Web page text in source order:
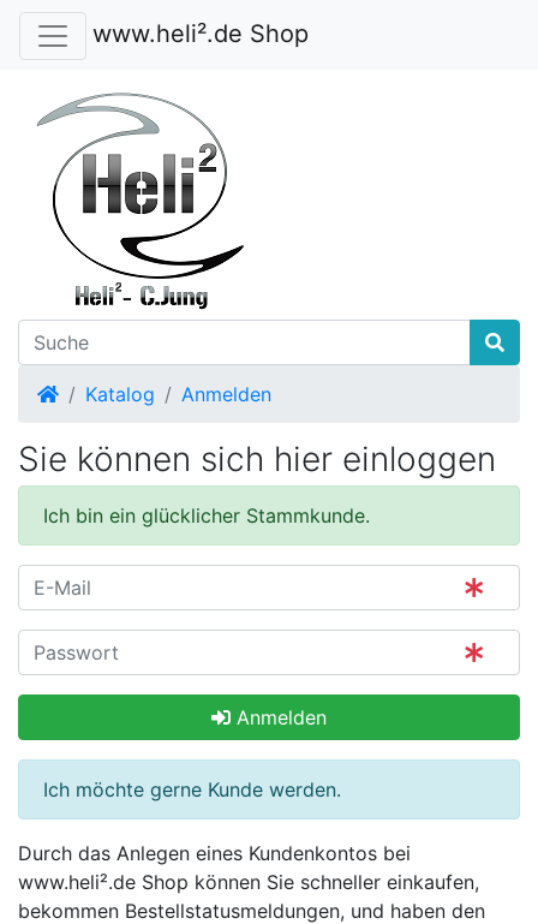
www.heli².de Shop
Startseite
Katalog Anmelden
Sie können sich hier einloggen
Ich bin ein glücklicher Stammkunde.
Anmelden
Ich möchte gerne Kunde werden.
Durch das Anlegen eines Kundenkontos bei
www.heli².de Shop können Sie schneller einkaufen,
bekommen Bestellstatusmeldungen, und haben den